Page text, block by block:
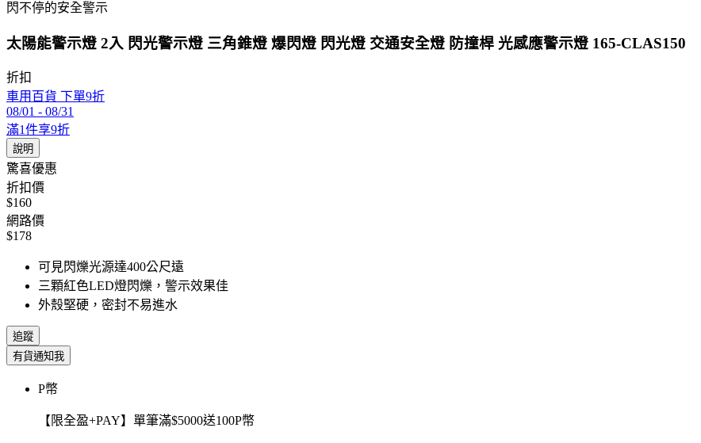
閃不停的安全警示
太陽能警示燈 2入 閃光警示燈 三角錐燈 爆閃燈 閃光燈 交通安全燈 防撞桿 光感應警示燈 165-CLAS150
折扣
車用百貨 下單9折
08/01 - 08/31
滿1件享9折
說明
驚喜優惠
折扣價
$160
網路價
$178
可見閃爍光源達400公尺遠
三顆紅色LED燈閃爍，警示效果佳
外殼堅硬，密封不易進水
追蹤
有貨通知我
P幣
【限全盈+PAY】單筆滿$5000送100P幣